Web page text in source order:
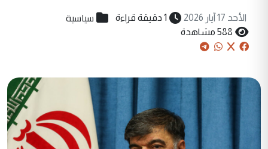
الأحد 17 آيار 2026 1 دقيقة قراءة سياسية
588 مشاهدة